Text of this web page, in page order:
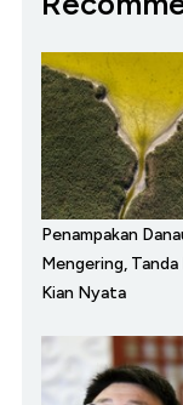
Penampakan
Mengering,
Kian Nyata